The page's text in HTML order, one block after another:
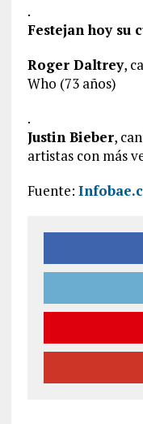
.
Festejan hoy su
Roger Daltrey,
Who (73 años)
.
Justin Bieber,
artistas con más
Fuente: